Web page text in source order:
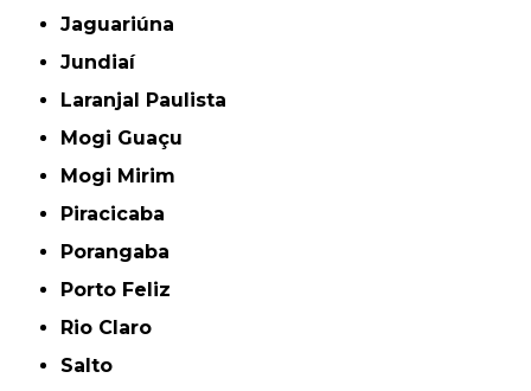
Jaguariúna
Jundiaí
Laranjal Paulista
Mogi Guaçu
Mogi Mirim
Piracicaba
Porangaba
Porto Feliz
Rio Claro
Salto